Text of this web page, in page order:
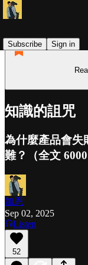
Subscribe
Sign in
知識的詛咒
為什麼產品會失
難？（全文 6000
加恩
Sep 02, 2025
Listen
52